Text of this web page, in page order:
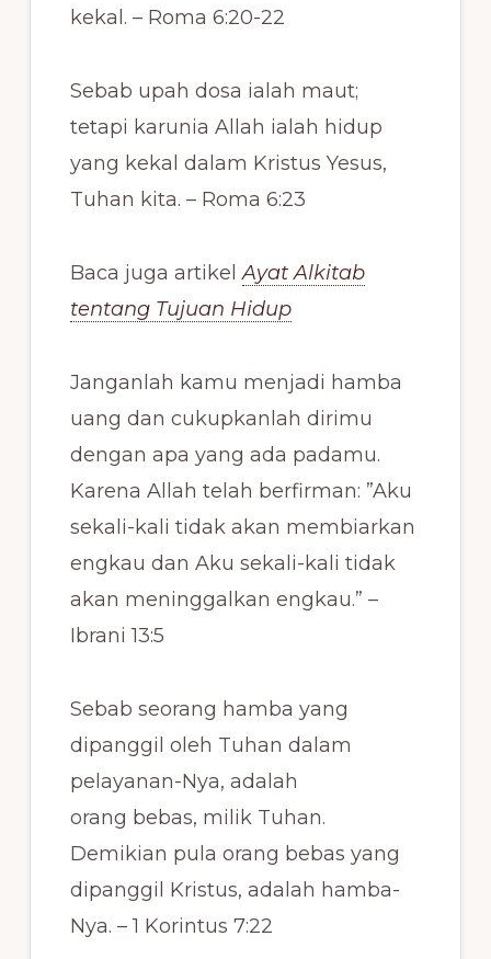
kekal. – Roma 6:20-22
Sebab upah dosa ialah maut;
tetapi karunia Allah ialah hidup
yang kekal dalam Kristus Yesus,
Tuhan kita. – Roma 6:23
Baca juga artikelAyat Alkitab
tentang Tujuan Hidup
Janganlah kamu menjadi hamba
uang dan cukupkanlah dirimu
dengan apa yang ada padamu.
Karena Allah telah berfirman: ”Aku
sekali-kali tidak akan membiarkan
engkau dan Aku sekali-kali tidak
akan meninggalkan engkau.” –
Ibrani 13:5
Sebab seorang hamba yang
dipanggil oleh Tuhan dalam
pelayanan-Nya, adalah
orang bebas, milik Tuhan.
Demikian pula orang bebas yang
dipanggil Kristus, adalah hamba-
Nya. – 1 Korintus 7:22